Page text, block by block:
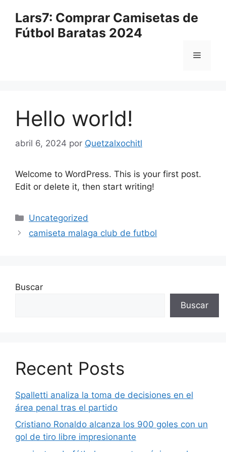
contenido
Lars7: Comprar Camisetas de
Fútbol Baratas 2024
Menú
Hello world!
abril 6, 2024 por Quetzalxochitl
Welcome to WordPress. This is your first post.
Edit or delete it, then start writing!
Categorías
Uncategorized
camiseta malaga club de futbol
Buscar
Buscar
Recent Posts
Spalletti analiza la toma de decisiones en el
área penal tras el partido
Cristiano Ronaldo alcanza los 900 goles con un
gol de tiro libre impresionante